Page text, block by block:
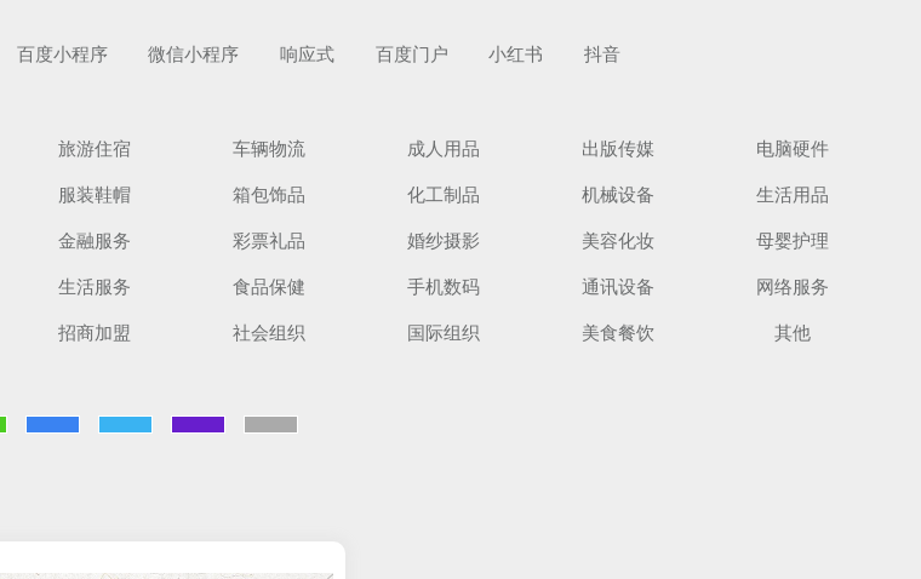
百度小程序 微信小程序 响应式 百度门户 小红书 抖音
旅游住宿 车辆物流 成人用品 出版传媒
电脑硬件
服装鞋帽 箱包饰品 化工制品 机械设备
生活用品
金融服务 彩票礼品 婚纱摄影 美容化妆
母婴护理
生活服务 食品保健 手机数码 通讯设备
网络服务
招商加盟 社会组织 国际组织 美食餐饮 其他